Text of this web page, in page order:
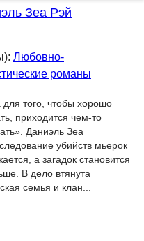
Зеа Рэй
Любовно-
романы
для того, чтобы хорошо
приходится чем-то
Даниэль Зеа
убийств мьерок
а загадок становится
В дело втянута
семья и клан...